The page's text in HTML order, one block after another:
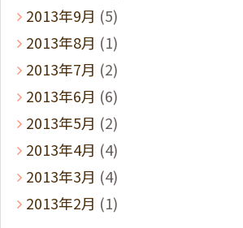
2013年9月 (5)
2013年8月 (1)
2013年7月 (2)
2013年6月 (6)
2013年5月 (2)
2013年4月 (4)
2013年3月 (4)
2013年2月 (1)